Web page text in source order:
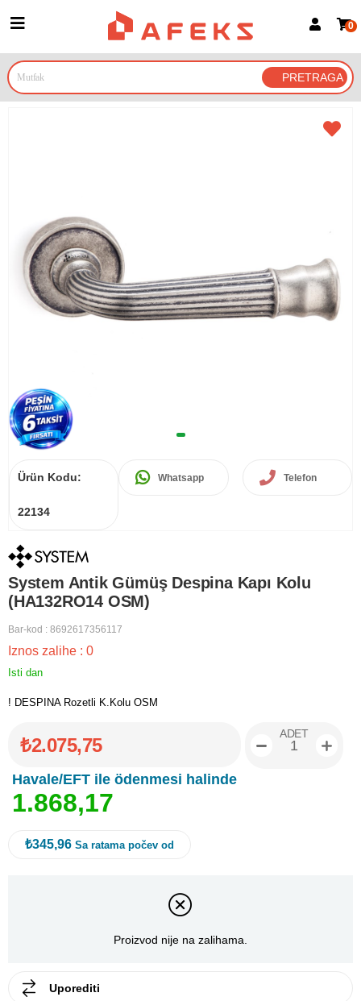
Prijava za članove
Prijavite se Google nalogom
0
Ürün Kodu:
22134
Whatsapp Telefon
System Antik Gümüş Despina Kapı Kolu
(HA132RO14 OSM)
Bar-kod : 8692617356117
Iznos zalihe : 0
Isti dan
! DESPINA Rozetli K.Kolu OSM
₺2.075,75
Havale/EFT ile ödenmesi halinde
1.868,17
ADET
₺345,96 Sa ratama počev od
Proizvod nije na zalihama.
Uporediti